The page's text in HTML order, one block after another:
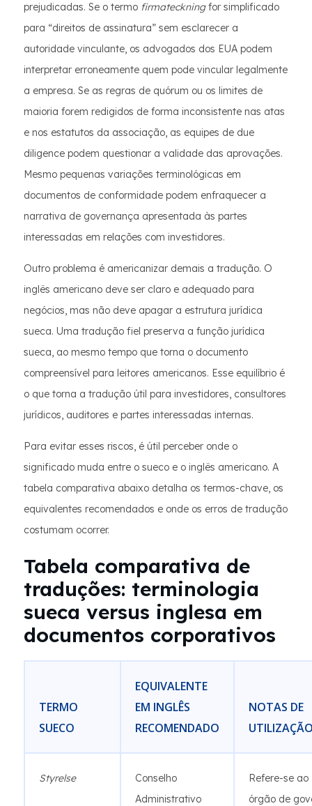
prejudicadas. Se o termo firmateckningfor simplificado
para “direitos de assinatura” sem esclarecer a
autoridade vinculante, os advogados dos EUA podem
interpretar erroneamente quem pode vincular legalmente
a empresa. Se as regras de quórum ou os limites de
maioria forem redigidos de forma inconsistente nas atas
e nos estatutos da associação, as equipes de due
diligence podem questionar a validade das aprovações.
Mesmo pequenas variações terminológicas em
documentos de conformidade podem enfraquecer a
narrativa de governança apresentada às partes
interessadas em relações com investidores.
Outro problema é americanizar demais a tradução. O
inglês americano deve ser claro e adequado para
negócios, mas não deve apagar a estrutura jurídica
sueca. Uma tradução fiel preserva a função jurídica
sueca, ao mesmo tempo que torna o documento
compreensível para leitores americanos. Esse equilíbrio é
o que torna a tradução útil para investidores, consultores
jurídicos, auditores e partes interessadas internas.
Para evitar esses riscos, é útil perceber onde o
significado muda entre o sueco e o inglês americano. A
tabela comparativa abaixo detalha os termos-chave, os
equivalentes recomendados e onde os erros de tradução
costumam ocorrer.
Tabela comparativa de
traduções: terminologia
sueca versus inglesa em
documentos corporativos
TERMO
SUECO
EQUIVALENTE
EM INGLÊS
RECOMENDADO
NOTAS DE
Styrelse
Conselho
Administrativo
Refere-se ao
órgão de